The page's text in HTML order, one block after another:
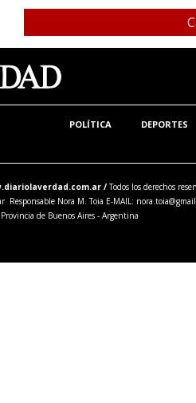
POLÍTICA DEPORTES
/Todos los derechos
Responsable Nora M. Toia E-MAIL:
de Buenos Aires - Argentina